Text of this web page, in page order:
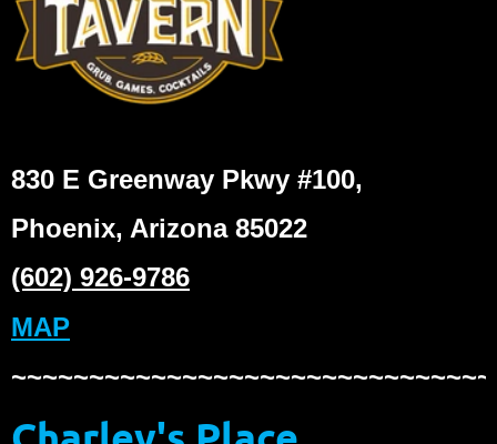
830 E Greenway Pkwy #100,
Phoenix, Arizona 85022
(602) 926-9786
MAP